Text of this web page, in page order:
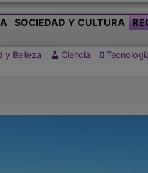
SOCIEDAD Y CULTURA
y Belleza Ciencia